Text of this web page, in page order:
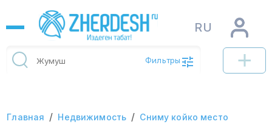
RU
Фильтры
Главная / Недвижимость / Сниму койко место